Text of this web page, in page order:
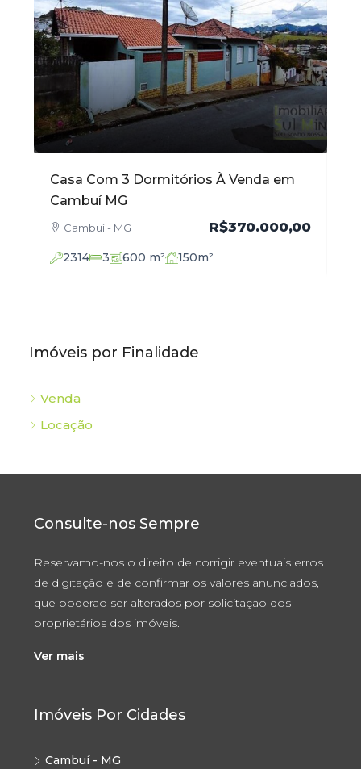
Casa Com 3 Dormitórios À Venda em
Cambuí MG
Cambuí - MG R$370.000,00
2314 3 600 m² 150m²
Imóveis por Finalidade
Venda
Locação
Consulte-nos Sempre
Reservamo-nos o direito de corrigir eventuais erros
de digitação e de confirmar os valores anunciados,
que poderão ser alterados por solicitação dos
proprietários dos imóveis.
Ver mais
Imóveis Por Cidades
Cambuí - MG